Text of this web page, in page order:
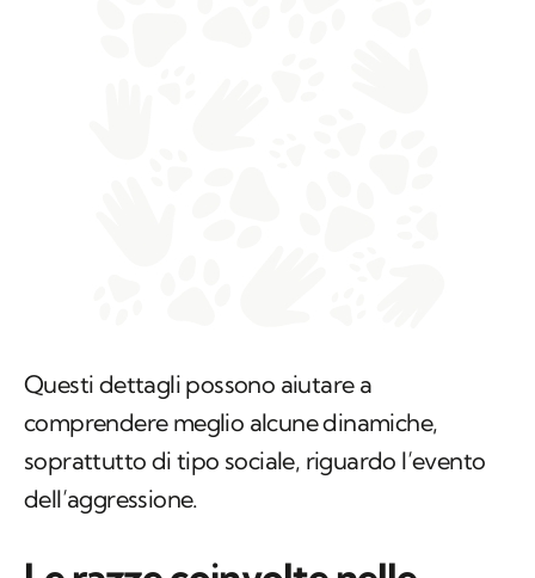
Questi dettagli possono aiutare a
comprendere meglio alcune dinamiche,
soprattutto di tipo sociale, riguardo l’evento
dell’aggressione.